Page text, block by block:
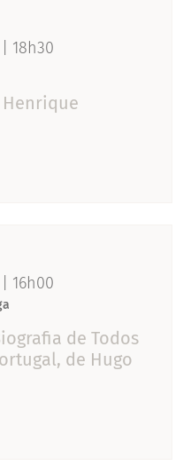
18h30
Henrique
16h00
de Todos
de Hugo